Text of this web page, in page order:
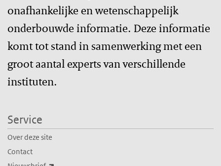
onafhankelijke en wetenschappelijk
onderbouwde informatie. Deze informatie
komt tot stand in samenwerking met een
groot aantal experts van verschillende
instituten.
Service
Over deze site
Contact